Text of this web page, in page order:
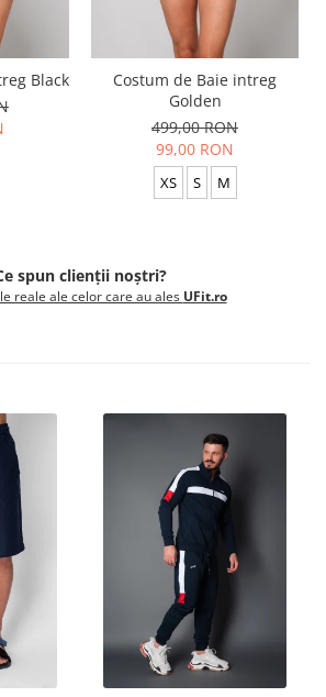
Black
Costum de Baie intreg
Golden
499,00 RON
99,00 RON
XS S M
spun clienții noștri?
reale ale celor care au ales UFit.ro